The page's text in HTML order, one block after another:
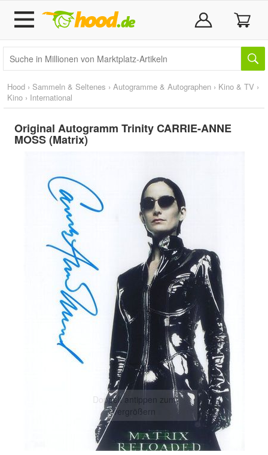
Hood › Sammeln & Seltenes › Autogramme & Autographen › Kino & TV ›
Kino › International
Original Autogramm Trinity CARRIE-ANNE
MOSS (Matrix)
Doppelt antippen zum
vergrößern